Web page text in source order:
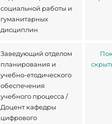
социальной работы и
гуманитарных
дисциплин
Заведующий отделом
планирования и
учебно-етодического
обеспечения
учебного процесса /
Доцент кафедры
цифрового